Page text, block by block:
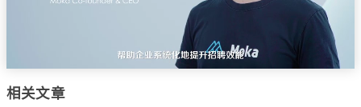
相关文章